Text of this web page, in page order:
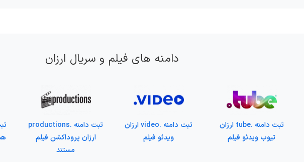
دامنه های فیلم و سریال ارزان
ثبت دامنه .tube ارزان
تیوب ویدئو فیلم
ثبت دامنه .video ارزان
ویدئو فیلم
ثبت دامنه .productions
ارزان پروداکشن فیلم
مستند